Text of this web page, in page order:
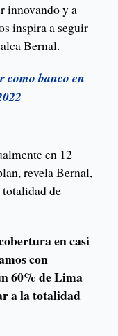
innovando y a
inspira a seguir
Bernal.
como banco en
en 12
revela Bernal,
totalidad de
en casi
con
60% de Lima
a la totalidad